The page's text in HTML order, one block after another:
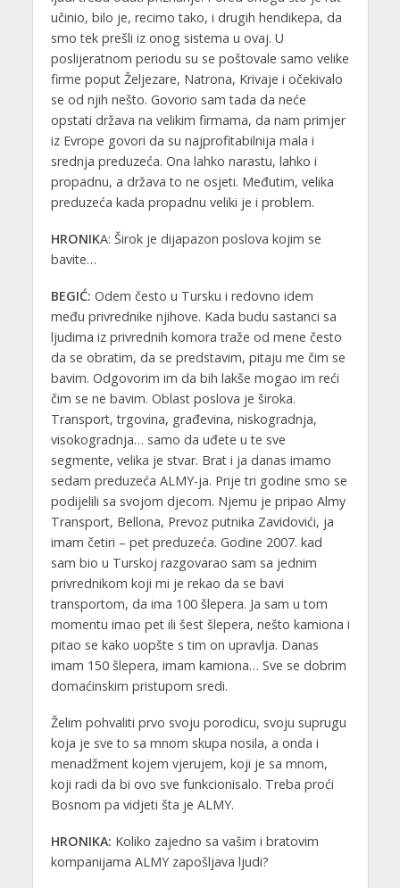
učinio, bilo je, recimo tako, i drugih hendikepa, da
smo tek prešli iz onog sistema u ovaj. U
poslijeratnom periodu su se poštovale samo velike
firme poput Željezare, Natrona, Krivaje i očekivalo
se od njih nešto. Govorio sam tada da neće
opstati država na velikim firmama, da nam primjer
iz Evrope govori da su najprofitabilnija mala i
srednja preduzeća. Ona lahko narastu, lahko i
propadnu, a država to ne osjeti. Međutim, velika
preduzeća kada propadnu veliki je i problem.
HRONIKA: Širok je dijapazon poslova kojim se
bavite…
BEGIĆ: Odem često u Tursku i redovno idem
među privrednike njihove. Kada budu sastanci sa
ljudima iz privrednih komora traže od mene često
da se obratim, da se predstavim, pitaju me čim se
bavim. Odgovorim im da bih lakše mogao im reći
čim se ne bavim. Oblast poslova je široka.
Transport, trgovina, građevina, niskogradnja,
visokogradnja… samo da uđete u te sve
segmente, velika je stvar. Brat i ja danas imamo
sedam preduzeća ALMY-ja. Prije tri godine smo se
podijelili sa svojom djecom. Njemu je pripao Almy
Transport, Bellona, Prevoz putnika Zavidovići, ja
imam četiri – pet preduzeća. Godine 2007. kad
sam bio u Turskoj razgovarao sam sa jednim
privrednikom koji mi je rekao da se bavi
transportom, da ima 100 šlepera. Ja sam u tom
momentu imao pet ili šest šlepera, nešto kamiona i
pitao se kako uopšte s tim on upravlja. Danas
imam 150 šlepera, imam kamiona… Sve se dobrim
domaćinskim pristupom sredi.
Želim pohvaliti prvo svoju porodicu, svoju suprugu
koja je sve to sa mnom skupa nosila, a onda i
menadžment kojem vjerujem, koji je sa mnom,
koji radi da bi ovo sve funkcionisalo. Treba proći
Bosnom pa vidjeti šta je ALMY.
HRONIKA: Koliko zajedno sa vašim i bratovim
kompanijama ALMY zapošljava ljudi?